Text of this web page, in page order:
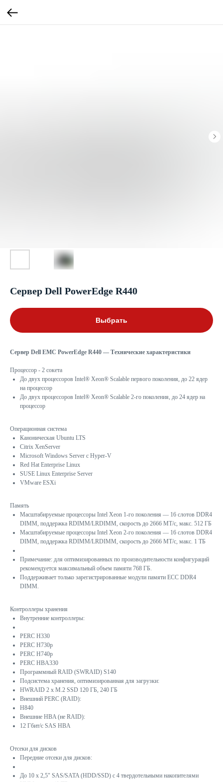
Сервер Dell PowerEdge R440
Выбрать
Сервер Dell EMC PowerEdge R440 — Технические характеристики
Процессор - 2 сокета
До двух процессоров Intel® Xeon® Scalable первого поколения, до 22 ядер
на процессор
До двух процессоров Intel® Xeon® Scalable 2-го поколения, до 24 ядер на
процессор
Операционная система
Каноническая Ubuntu LTS
Citrix XenServer
Microsoft Windows Server с Hyper-V
Red Hat Enterprise Linux
SUSE Linux Enterprise Server
VMware ESXi
Память
Масштабируемые процессоры Intel Xeon 1-го поколения — 16 слотов DDR4
DIMM, поддержка RDIMM/LRDIMM, скорость до 2666 МТ/с, макс. 512 ГБ
Масштабируемые процессоры Intel Xeon 2-го поколения — 16 слотов DDR4
DIMM, поддержка RDIMM/LRDIMM, скорость до 2666 МТ/с, макс. 1 ТБ
Примечание: для оптимизированных по производительности конфигураций
рекомендуется максимальный объем памяти 768 ГБ.
Поддерживает только зарегистрированные модули памяти ECC DDR4
DIMM.
Контроллеры хранения
Внутренние контроллеры:
PERC H330
PERC H730p
PERC H740p
PERC HBA330
Программный RAID (SWRAID) S140
Подсистема хранения, оптимизированная для загрузки:
HWRAID 2 x M.2 SSD 120 ГБ, 240 ГБ
Внешний PERC (RAID):
H840
Внешние HBA (не RAID):
12 Гбит/с SAS HBA
Отсеки для дисков
Передние отсеки для дисков:
До 10 x 2,5" SAS/SATA (HDD/SSD) с 4 твердотельными накопителями